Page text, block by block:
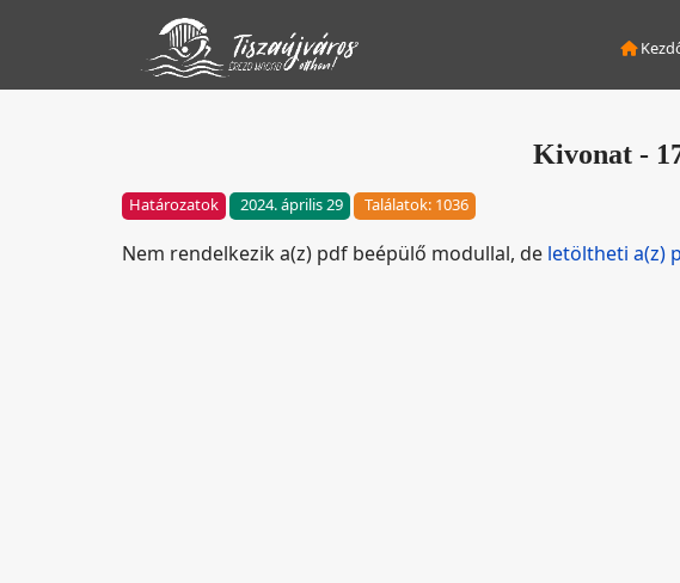
Kivonat -
Határozatok 2024. április 29 Találatok: 1036
Nem rendelkezik a(z) pdf beépülő modullal, de letöltheti a(z)